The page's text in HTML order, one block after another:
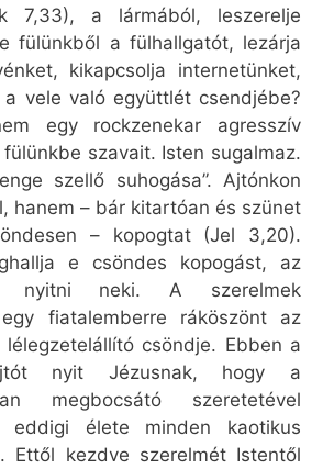
7,33), a lármából, leszerelje
fülünkből a fülhallgatót, lezárja
kikapcsolja internetünket,
a vele való együttlét csendjébe?
egy rockzenekar agresszív
szavait. Isten sugalmaz.
szellő suhogása”. Ajtónkon
hanem – bár kitartóan és szünet
– kopogtat (Jel 3,20).
e csöndes kopogást, az
nyitni neki. A szerelmek
fiatalemberre ráköszönt az
lélegzetelállító csöndje. Ebben a
nyit Jézusnak, hogy a
megbocsátó szeretetével
eddigi élete minden kaotikus
Ettől kezdve szerelmét Istentől